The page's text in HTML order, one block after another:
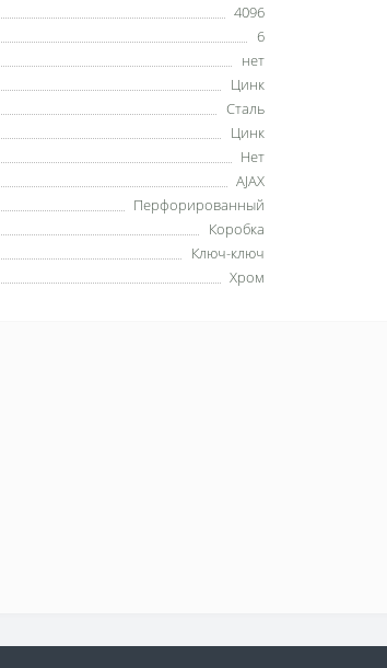
4096
6
нет
Цинк
Сталь
Цинк
Нет
AJAX
Перфорированный
Коробка
Ключ-ключ
Хром